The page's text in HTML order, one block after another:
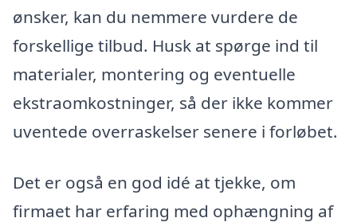
ønsker, kan du nemmere vurdere de
forskellige tilbud. Husk at spørge ind til
materialer, montering og eventuelle
ekstraomkostninger, så der ikke kommer
uventede overraskelser senere i forløbet.
Det er også en god idé at tjekke, om
firmaet har erfaring med ophængning af